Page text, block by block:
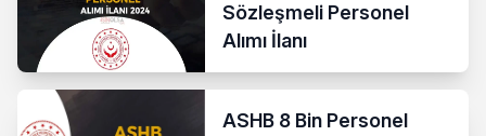
Sözleşmeli Personel
Alımı İlanı
ASHB 8 Bin Personel